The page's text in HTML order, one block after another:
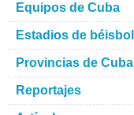
Equipos de Cuba
Estadios de béisbol
Provincias de Cuba
Reportajes